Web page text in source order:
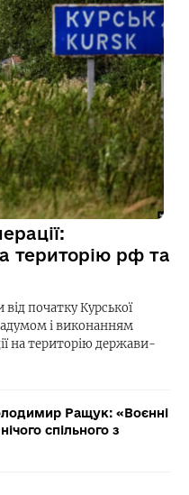
територію рф та
початку Курської
і виконанням
на територію держави-
Ращук: «Воєнні
спільного з